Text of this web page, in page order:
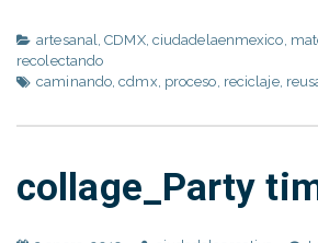
artesanal ,CDMX, ciudadelaenmexico
recolectando
caminando ,cdmx proceso reciclaje,
collage_Party